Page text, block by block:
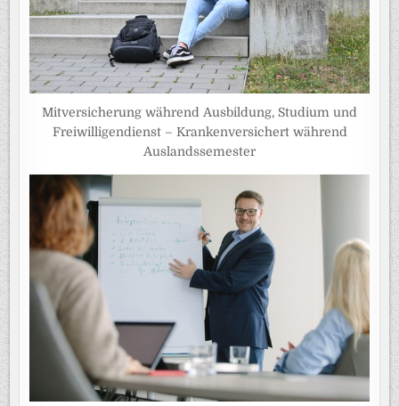
Mitversicherung während Ausbildung, Studium und
Freiwilligendienst – Krankenversichert während
Auslandssemester